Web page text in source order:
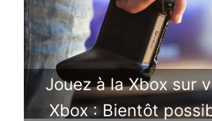
Jouez à la Xbox sur
Xbox : Bientôt